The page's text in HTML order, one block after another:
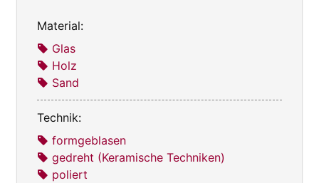
Material:
Glas
Holz
Sand
Technik:
formgeblasen
gedreht (Keramische Techniken)
poliert